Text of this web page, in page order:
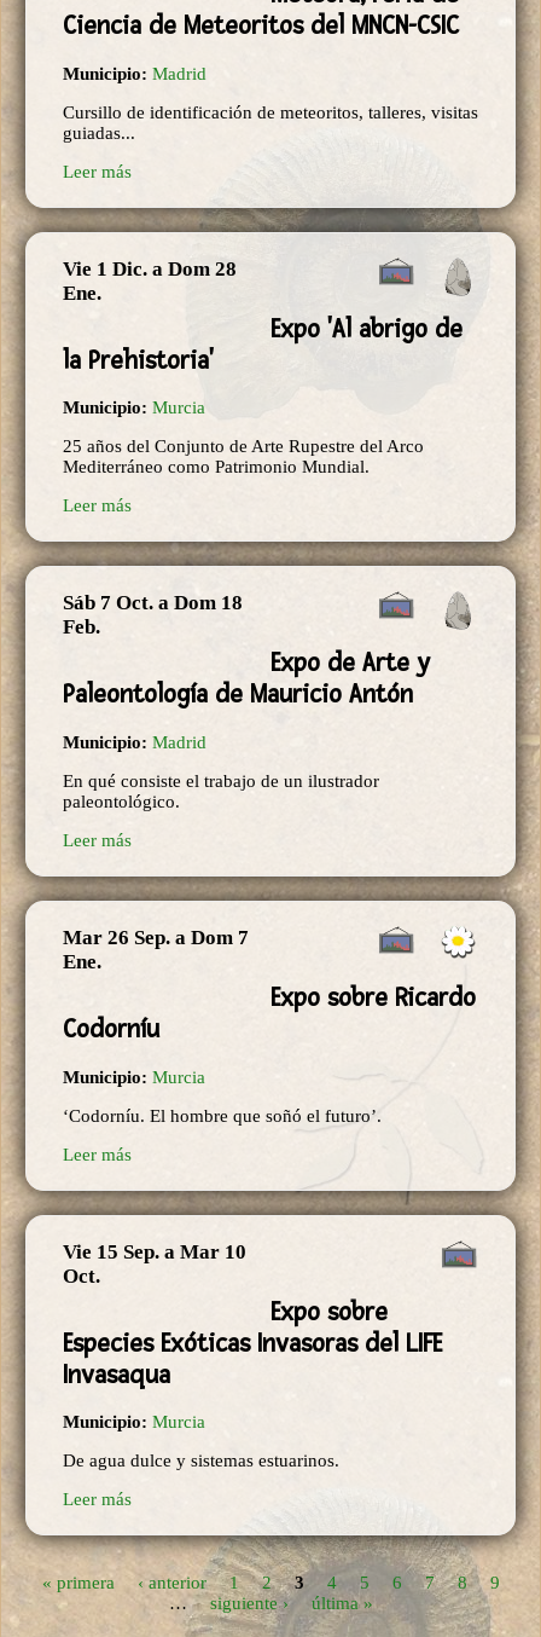
Ciencia de Meteoritos del MNCN-CSIC
Municipio: Madrid
Cursillo de identificación de meteoritos, talleres, visitas
guiadas...
Leer más
Vie 1 Dic. a Dom 28
Ene.
Expo 'Al abrigo de
la Prehistoria'
Municipio: Murcia
25 años del Conjunto de Arte Rupestre del Arco
Mediterráneo como Patrimonio Mundial.
Leer más
Sáb 7 Oct. a Dom 18
Feb.
Expo de Arte y
Paleontología de Mauricio Antón
Municipio: Madrid
En qué consiste el trabajo de un ilustrador
paleontológico.
Leer más
Mar 26 Sep. a Dom 7
Ene.
Expo sobre Ricardo
Codorníu
Municipio: Murcia
‘Codorníu. El hombre que soñó el futuro’.
Leer más
Vie 15 Sep. a Mar 10
Oct.
Expo sobre
Especies Exóticas Invasoras del LIFE
Invasaqua
Municipio: Murcia
De agua dulce y sistemas estuarinos.
Leer más
Páginas
« primera ‹ anterior 1 2 3 4 5 6 7 8
9
…
siguiente › última »